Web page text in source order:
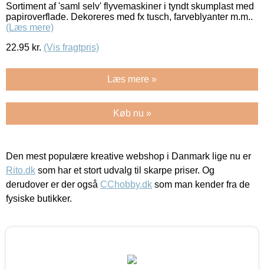
Sortiment af 'saml selv' flyvemaskiner i tyndt skumplast med
papiroverflade. Dekoreres med fx tusch, farveblyanter m.m..
(Læs mere)
22.95 kr. (Vis fragtpris)
Læs mere »
Køb nu »
Den mest populære kreative webshop i Danmark lige nu er
Rito.dk som har et stort udvalg til skarpe priser. Og
derudover er der også CChobby.dk som man kender fra de
fysiske butikker.